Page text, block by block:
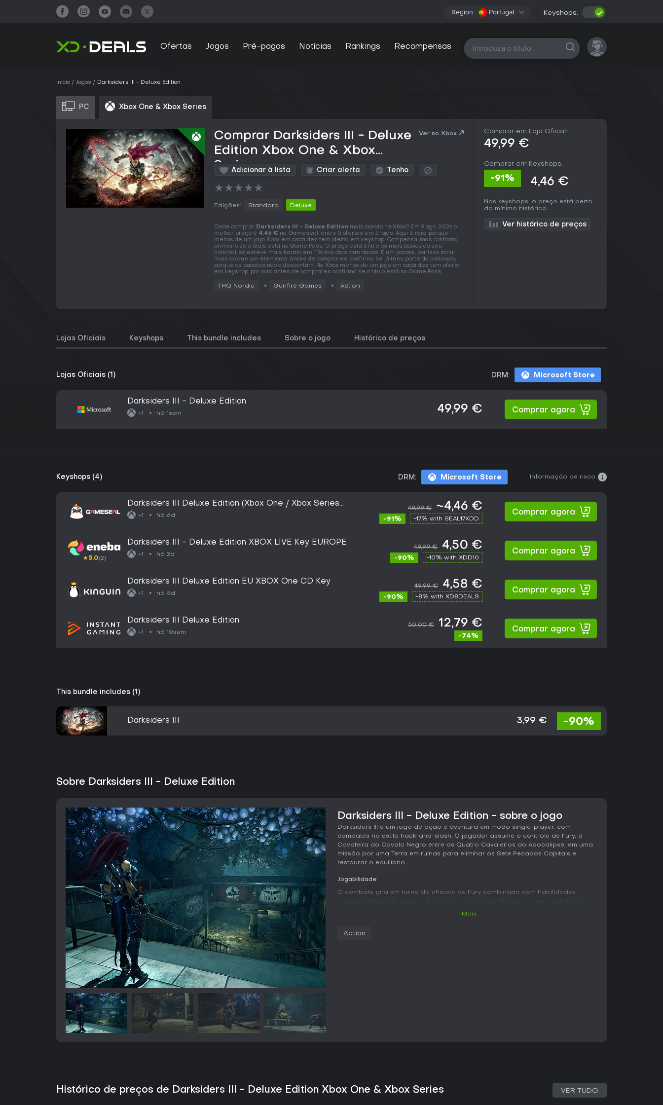
Region: Portugal Keyshops:
Ofertas Jogos Pré-pagos Notícias Rankings Recompensas Todas as plataformas
Início Jogos Darksiders III - Deluxe Edition
PC Xbox One & Xbox Series
Comprar Darksiders III - Deluxe
Edition Xbox One & Xbox
Series
Ver no Xbox
Adicionar à lista Criar alerta Tenho
★★★★★
Edições: Standard Deluxe
Onde comprar Darksiders III - Deluxe Edition mais barato na Xbox? Em 9 ago. 2026 o
melhor preço é 4,46 € na Gameseal, entre 5 ofertas em 5 lojas. Aqui é raro, porque
menos de um jogo Xbox em cada dez tem oferta em keyshop. Compensa, mas confirma
primeiro se o título está no Game Pass. O preço está entre os mais baixos do seu
historial, só esteve mais barato em 11% dos dias com dados. É um pacote, por isso inclui
mais do que um elemento. Antes de comprares, confirma se já tens parte do conteúdo,
porque os pacotes não o descontam. Na Xbox menos de um jogo em cada dez tem oferta
em keyshop, por isso antes de comprares confirma se o título está no Game Pass.
THQ Nordic Gunfire Games Action
Comprar em Loja Oficial:
49,99 €
Comprar em Keyshops:
-91% 4,46 €
Nas keyshops, o preço está perto
do mínimo histórico.
Ver histórico de preços
Lojas Oficiais Keyshops This bundle includes Sobre o jogo Histórico de preços
Lojas Oficiais (1) DRM: Microsoft Store
Darksiders III - Deluxe Edition
+1 há 1sem 49,99 € Comprar agora
Keyshops (4) DRM: Microsoft Store Informação de risco:
Darksiders III Deluxe Edition (Xbox One / Xbox Series
X|S) Xbox Live Key - EU
+1 há 6d
49,99 € ~4,46 €
-91% -17% with SEAL17XDD
Comprar agora
★5.0(2)
Darksiders III - Deluxe Edition XBOX LIVE Key EUROPE
+1 há 2d
49,99 € 4,50 €
-90% -10% with XDD10
Comprar agora
Darksiders III Deluxe Edition EU XBOX One CD Key
+1 há 5d
49,99 € 4,58 €
-90% -8% with XD8DEALS
Comprar agora
Darksiders III Deluxe Edition
+1 há 10sem
50,00 € 12,79 €
-74%
Comprar agora
This bundle includes (1)
Darksiders III 3,99 € -90%
Sobre Darksiders III - Deluxe Edition
Darksiders III - Deluxe Edition - sobre o jogo
Darksiders III é um jogo de ação e aventura em modo single-player, com
combates no estilo hack-and-slash. O jogador assume o controle de Fury, a
Cavaleira do Cavalo Negro entre os Quatro Cavaleiros do Apocalipse, em uma
missão por uma Terra em ruínas para eliminar os Sete Pecados Capitais e
restaurar o equilíbrio.
Jogabilidade
O combate gira em torno do chicote de Fury combinado com habilidades
representados pelos Sete Pecados Capitais se destacam pelo tamanho e pela
Modos de Jogo
+Mais
Action
Histórico de preços de Darksiders III - Deluxe Edition Xbox One & Xbox Series VER TUDO